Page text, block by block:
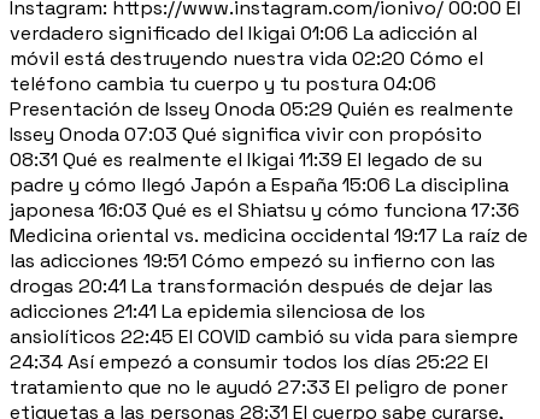
Instagram: https://www.instagram.com/ionivo/ 00:00 El
verdadero significado del Ikigai 01:06 La adicción al
móvil está destruyendo nuestra vida 02:20 Cómo el
teléfono cambia tu cuerpo y tu postura 04:06
Presentación de Issey Onoda 05:29 Quién es realmente
Issey Onoda 07:03 Qué significa vivir con propósito
08:31 Qué es realmente el Ikigai 11:39 El legado de su
padre y cómo llegó Japón a España 15:06 La disciplina
japonesa 16:03 Qué es el Shiatsu y cómo funciona 17:36
Medicina oriental vs. medicina occidental 19:17 La raíz de
las adicciones 19:51 Cómo empezó su infierno con las
drogas 20:41 La transformación después de dejar las
adicciones 21:41 La epidemia silenciosa de los
ansiolíticos 22:45 El COVID cambió su vida para siempre
24:34 Así empezó a consumir todos los días 25:22 El
tratamiento que no le ayudó 27:33 El peligro de poner
etiquetas a las personas 28:31 El cuerpo sabe curarse,